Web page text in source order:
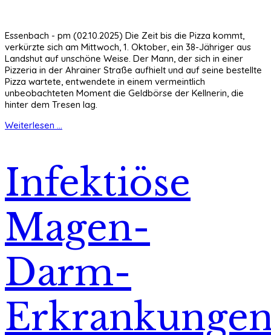
Essenbach - pm (02.10.2025) Die Zeit bis die Pizza kommt,
verkürzte sich am Mittwoch, 1. Oktober, ein 38-Jähriger aus
Landshut auf unschöne Weise. Der Mann, der sich in einer
Pizzeria in der Ahrainer Straße aufhielt und auf seine bestellte
Pizza wartete, entwendete in einem vermeintlich
unbeobachteten Moment die Geldbörse der Kellnerin, die
hinter dem Tresen lag.
Weiterlesen ...
Infektiöse
Magen-
Darm-